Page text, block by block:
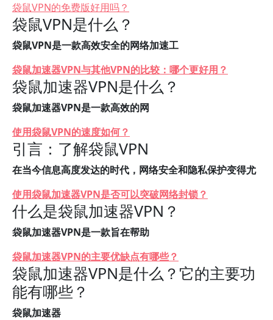
袋鼠VPN的免费版好用吗？
袋鼠VPN是什么？
袋鼠VPN是一款高效安全的网络加速工
袋鼠加速器VPN与其他VPN的比较：哪个更好用？
袋鼠加速器VPN是什么？
袋鼠加速器VPN是一款高效的网
使用袋鼠VPN的速度如何？
引言：了解袋鼠VPN
在当今信息高度发达的时代，网络安全和隐私保护变得尤
使用袋鼠加速器VPN是否可以突破网络封锁？
什么是袋鼠加速器VPN？
袋鼠加速器VPN是一款旨在帮助
袋鼠加速器VPN的主要优缺点有哪些？
袋鼠加速器VPN是什么？它的主要功
能有哪些？
袋鼠加速器